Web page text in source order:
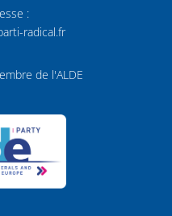
:
radical.fr
de l'ALDE